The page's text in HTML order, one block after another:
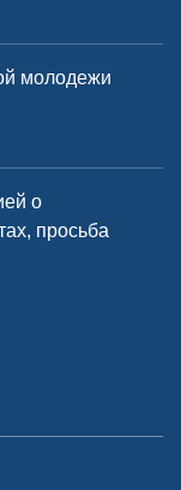
молодежи
о
просьба